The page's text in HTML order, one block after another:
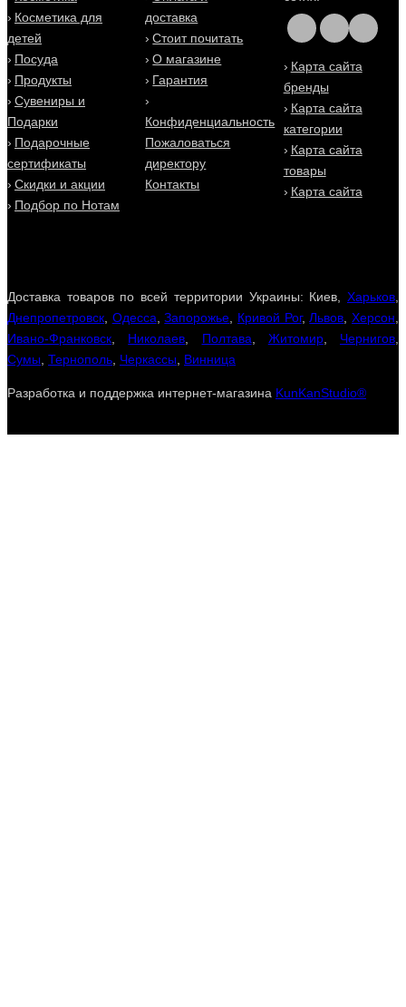
Косметика для
детей
Посуда
Продукты
Сувениры и
Подарки
Подарочные
сертификаты
Скидки и акции
Подбор по Нотам
доставка
Стоит почитать
О магазине
Гарантия
Конфиденциальность
Пожаловаться
директору
Контакты
Карта сайта
бренды
Карта сайта
категории
Карта сайта
товары
Карта сайта
Доставка товаров по всей территории Украины: Киев, Харьков
Днепропетровск Одесса ,Запорожье Кривой Рог,Львов ,Херсон
Ивано-Франковск
Николаев Полтава Житомир, Чернигов
Сумы Тернополь Черкассы Винница
Разработка и поддержка интернет-магазина KunKanStudio®